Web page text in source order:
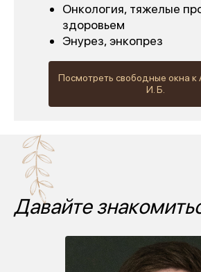
Онкология, тяжелые
здоровьем
Энурез, энкопрез
Посмотреть свободные окна к
И. Б.
Давайте